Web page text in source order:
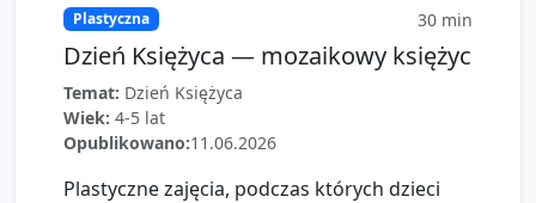
Plastyczna 30 min
Dzień Księżyca — mozaikowy księżyc
Temat: Dzień Księżyca
Wiek: 4-5 lat
Opublikowano:11.06.2026
Plastyczne zajęcia, podczas których dzieci